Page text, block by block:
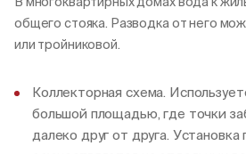
общего стояка. Разводка от него
или тройниковой.
Коллекторная схема.
большой площадью, где точки
далеко друг от друга. Установка